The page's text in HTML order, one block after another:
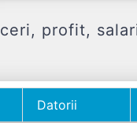
profit,
Datorii